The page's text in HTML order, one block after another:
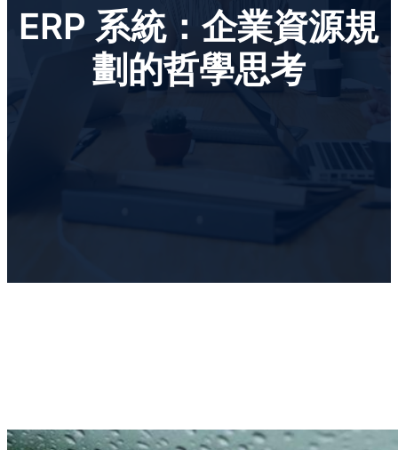
ERP 系統：企業資源規
劃的哲學思考